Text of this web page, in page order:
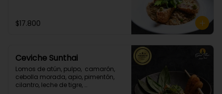
$17.800
Ceviche Sunthai
Lomos de atún, pulpo,  camarón,
cebolla morada, apio, pimentón,
cilantro, leche de tigre,